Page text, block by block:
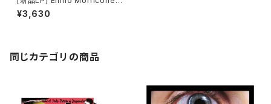
e Sergio Leone a Quentin
Tarantino
¥3,630
同じカテゴリの商品